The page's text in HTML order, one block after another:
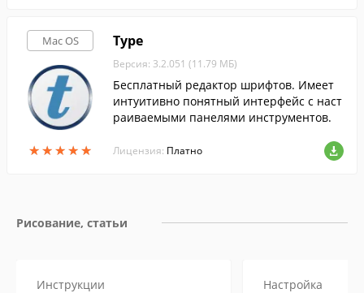
Mac OS
★★★★★
★★★★★
Type
Версия: 3.2.051 (11.79 МБ)
Бесплатный редактор шрифтов. Имеет
интуитивно понятный интерфейс с наст
раиваемыми панелями инструментов.
Лицензия: Платно
Рисование, статьи
Инструкции
Настройка